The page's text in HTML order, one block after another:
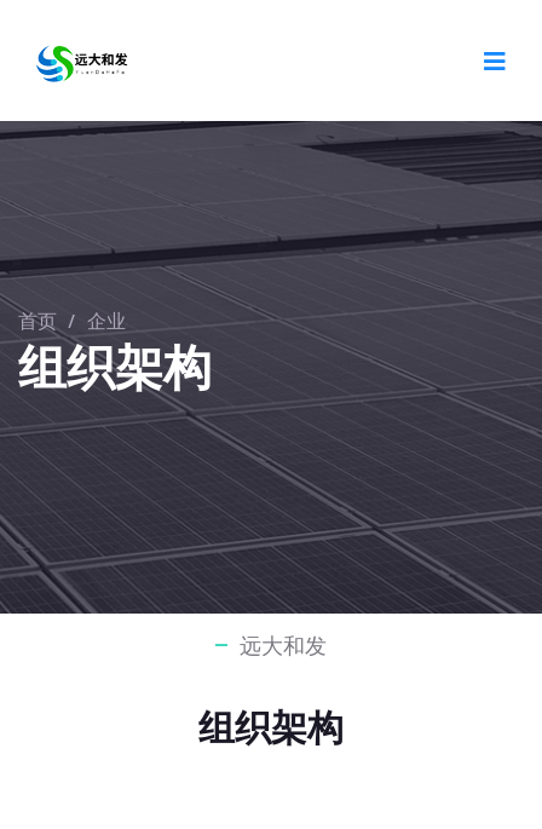
首页 / 企业
组织架构
远大和发
组织架构